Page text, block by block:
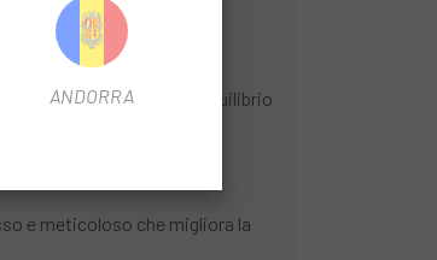
offrono un ottimo equilibrio
e meticoloso che migliora la
ANDORRA